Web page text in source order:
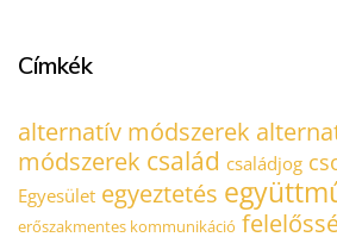
Címkék
alternatív módszerek
módszerek család családjog
Egyesület egyeztetés
erőszakmentes kommunikáció